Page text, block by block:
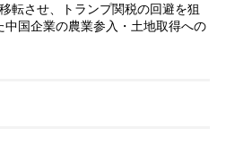
転させ、トランプ関税の回避を狙
国企業の農業参入・土地取得への